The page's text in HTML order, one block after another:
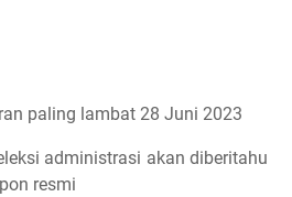
paling lambat 28 Juni 2023
administrasi akan diberitahu
resmi